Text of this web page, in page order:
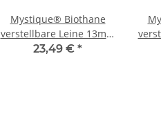
Mystique® Biothane
verstellbare Leine 13mm
neon grün 300cm
23,49 € *